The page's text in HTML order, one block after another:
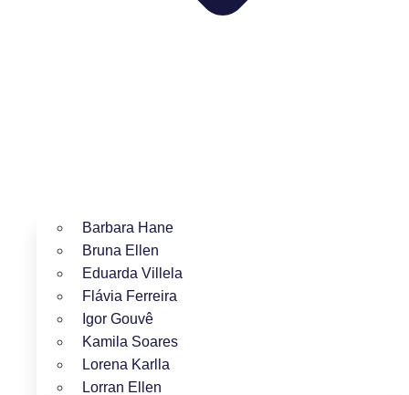
Barbara Hane
Bruna Ellen
Eduarda Villela
Flávia Ferreira
Igor Gouvê
Kamila Soares
Lorena Karlla
Lorran Ellen